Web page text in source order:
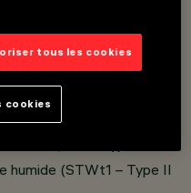
vers le haut.
polymérique White
humide (STWt1 – Type II
tous les cookies
cookies